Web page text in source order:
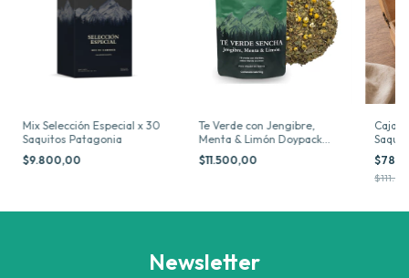
Mix Selección Especial x 30
Saquitos Patagonia
$9.800,00
Te Verde con Jengibre,
Menta & Limón Doypack
Hebras x 50 g Patagonia
$11.500,00
Caja
Newsletter